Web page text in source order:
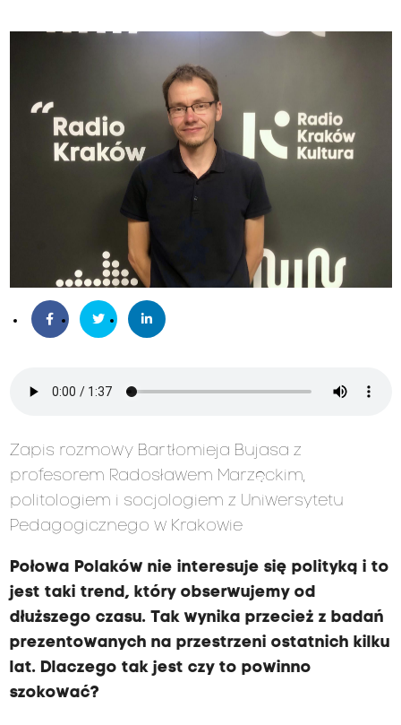
Zapis rozmowy Bartłomieja Bujasa z
profesorem Radosławem Marzęckim,
politologiem i socjologiem z Uniwersytetu
Pedagogicznego w Krakowie
Połowa Polaków nie interesuje się polityką i to
jest taki trend, który obserwujemy od
dłuższego czasu. Tak wynika przecież z badań
prezentowanych na przestrzeni ostatnich kilku
lat. Dlaczego tak jest czy to powinno
szokować?